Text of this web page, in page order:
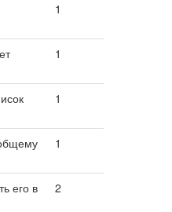
1
1
1
1
его в
2